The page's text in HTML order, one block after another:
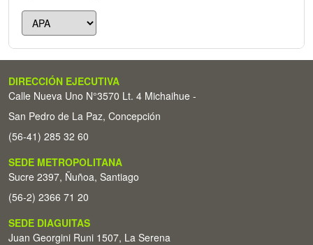
DIRECCIÓN EJECUTIVA
Calle Nueva Uno N°3570 Lt. 4 Michaihue -
San Pedro de La Paz, Concepción
(56-41) 285 32 60
SEDE METROPOLITANA
Sucre 2397, Ñuñoa, Santiago
(56-2) 2366 71 20
SEDE DIAGUITAS
Juan Georgini Runi 1507, La Serena